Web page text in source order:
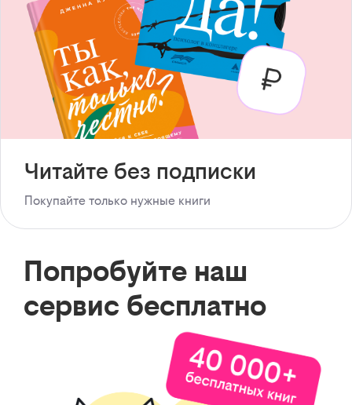
Читайте без подписки
Покупайте только нужные книги
Попробуйте наш
сервис бесплатно